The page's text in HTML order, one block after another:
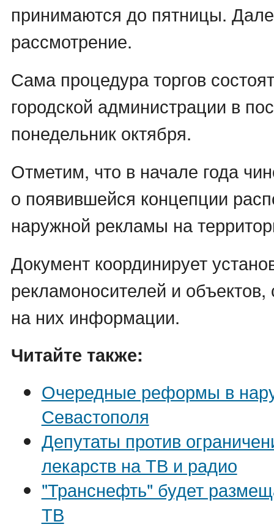
принимаются до пятницы.
рассмотрение.
Сама процедура торгов
городской администрации в
понедельник октября.
Отметим, что в начале года
о появившейся концепции
наружной рекламы на
Документ координирует
рекламоносителей и
на них информации.
Читайте также:
Очередные реформы в
Севастополя
Депутаты против
лекарств на ТВ и радио
"Транснефть" будет
ТВ